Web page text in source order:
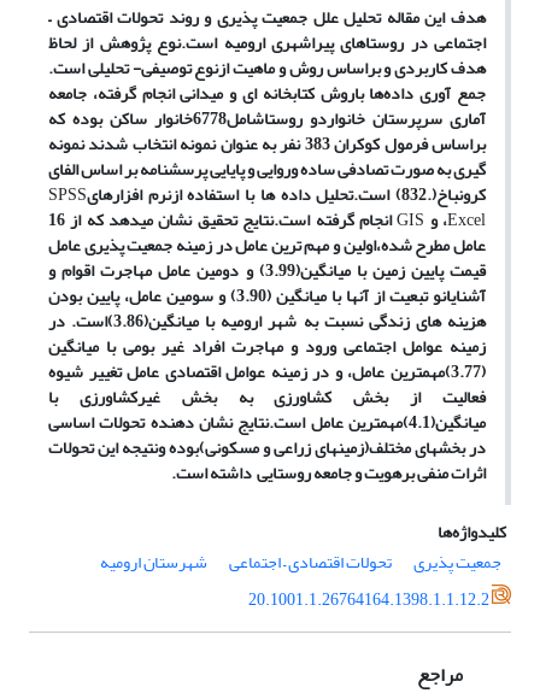
هدف این مقاله تحلیل علل جمعیت پذیری و روند تحولات اقتصادی–
اجتماعی در روستاهای پیراشهری ارومیه است.نوع پژوهش از لحاظ
هدف کاربردی و براساس روش و ماهیت ازنوع توصیفی- تحلیلی است.
جمع آوری دادهها باروش کتابخانه ای و میدانی انجام گرفته، جامعه
آماری سرپرستان خانواردو روستاشامل6778خانوار ساکن بوده که
براساس فرمول کوکران 383 نفر به عنوان نمونه انتخاب شدند نمونه
گیری به صورت تصادفی ساده وروایی و پایایی پرسشنامه بر اساس الفای
کرونباخ(.832) است.تحلیل داده ها با استفاده ازنرم افزارهای SPSS
،Excel و GISانجام گرفته است.نتایج تحقیق نشان می دهد که از 16
عامل مطرح شده،اولین و مهم ترین عامل در زمینه جمعیت پذیری عامل
قیمت پایین زمین با میانگین(3.99) و دومین عامل مهاجرت اقوام و
آشنایان و تبعیت از آنها با میانگین (3.90) و سومین عامل، پایین بودن
هزینه های زندگی نسبت به شهر ارومیه با میانگین(3.86)است. در
زمینه عوامل اجتماعی ورود و مهاجرت افراد غیر بومی با میانگین
(3.77)مهمترین عامل، و در زمینه عوامل اقتصادی عامل تغییر شیوه
فعالیت از بخش کشاورزی به بخش غیرکشاورزی با
میانگین(4.1)مهمترین عامل است.نتایج نشان دهنده تحولات اساسی
در بخشهای مختلف(زمینهای زراعی و مسکونی)بوده ونتیجه این تحولات
اثرات منفی برهویت و جامعه روستایی داشته است.
کلیدواژه‌ها
جمعیت پذیری
تحولات اقتصادی – اجتماعی
شهرستان ارومیه
20.1001.1.26764164.1398.1.1.12.2
مراجع